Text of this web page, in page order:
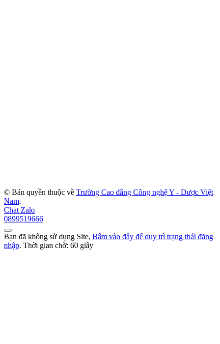
© Bản quyền thuộc về Trường Cao đẳng Công nghệ Y - Dược Việt
Nam.
Chat Zalo
0899519666
Bạn đã không sử dụng Site, Bấm vào đây để duy trì trạng thái đăng
nhập. Thời gian chờ: 60 giây